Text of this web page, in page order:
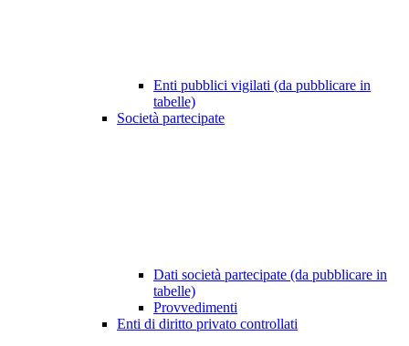
Enti pubblici vigilati (da pubblicare in
tabelle)
Società partecipate
Dati società partecipate (da pubblicare in
tabelle)
Provvedimenti
Enti di diritto privato controllati